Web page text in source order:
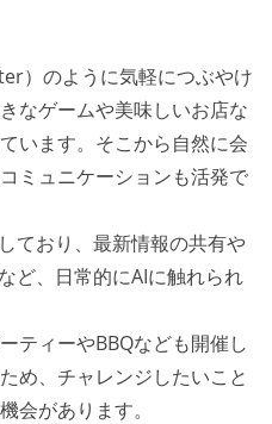
）のように気軽につぶやけ
なゲームや美味しいお店な
います。そこから自然に会
ミュニケーションも活発で
ており、最新情報の共有や
ど、日常的にAIに触れられ
ティーやBBQなども開催し
め、チャレンジしたいこと
会があります。